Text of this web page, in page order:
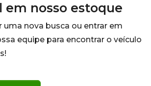
em nosso estoque
uma nova busca ou entrar em
equipe para encontrar o veículo